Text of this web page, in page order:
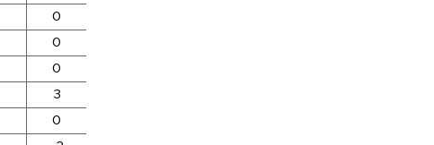
0
0
0
3
0